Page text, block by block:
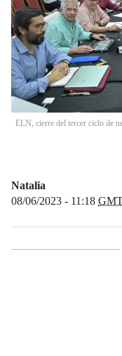
ELN, cierre del tercer ciclo de
Natalia
08/06/2023 - 11:18